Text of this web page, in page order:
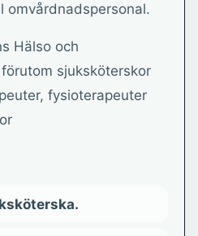
omvårdnadspersonal.
Hälso och
sjuksköterskor
fysioterapeuter